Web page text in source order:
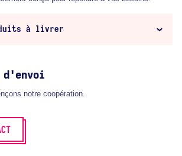
à livrer
d'envoi
notre coopération.